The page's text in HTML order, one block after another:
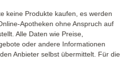
keine Produkte kaufen, es werden
Apotheken ohne Anspruch auf
Alle Daten wie Preise,
oder andere Informationen
Anbieter selbst übermittelt. Für die